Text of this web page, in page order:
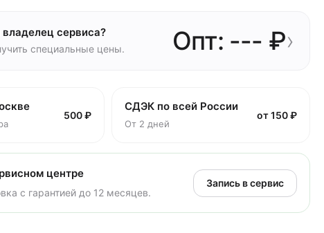
сервиса?
специальные цены. Опт: --- ₽›
500 ₽
СДЭК по всей России
От 2 дней
от 150 ₽
центре
с гарантией до 12 месяцев.
Запись в сервис